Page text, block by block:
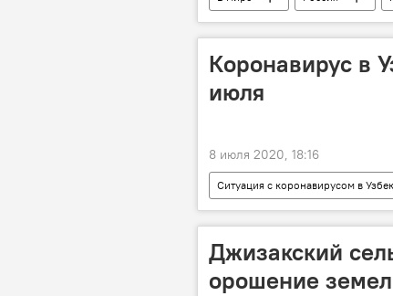
трудовая миграция
Коронавирус в
июля
8 июля 2020, 18:16
Ситуация с коронавирусом в
Узбекистан
Джизакский
орошение